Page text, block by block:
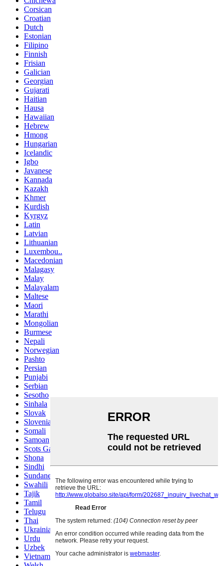
Corsican
Croatian
Dutch
Estonian
Filipino
Finnish
Frisian
Galician
Georgian
Gujarati
Haitian
Hausa
Hawaiian
Hebrew
Hmong
Hungarian
Icelandic
Igbo
Javanese
Kannada
Kazakh
Khmer
Kurdish
Kyrgyz
Latin
Latvian
Lithuanian
Luxembou..
Macedonian
Malagasy
Malay
Malayalam
Maltese
Maori
Marathi
Mongolian
Burmese
Nepali
Norwegian
Pashto
Persian
Punjabi
Serbian
Sesotho
Sinhala
Slovak
Slovenian
Somali
Samoan
Scots Gaelic
Shona
Sindhi
Sundanese
Swahili
Tajik
Tamil
Telugu
Thai
Ukrainian
Urdu
Uzbek
Vietnamese